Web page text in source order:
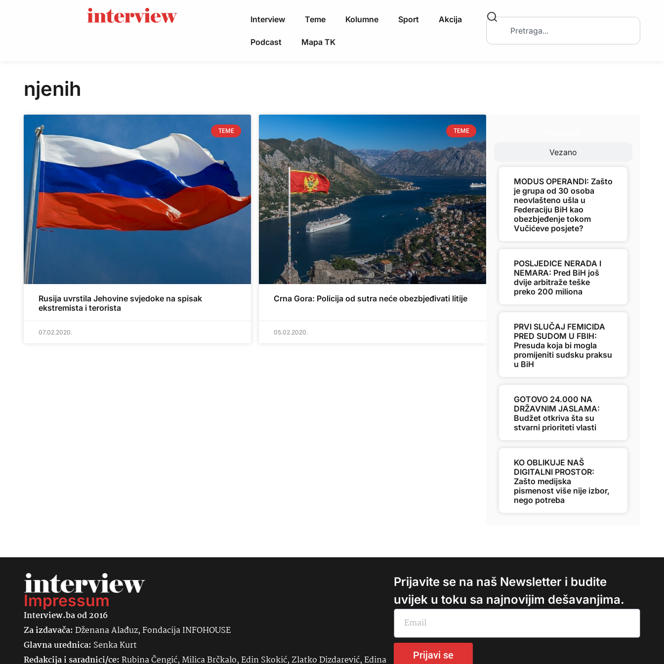
Interview Teme Kolumne Sport Akcija
Podcast Mapa TK
njenih
TEME
Rusija uvrstila Jehovine svjedoke na spisak
ekstremista i terorista
07.02.2020.
TEME
Crna Gora: Policija od sutra neće obezbjeđivati litije
05.02.2020.
Vezano
MODUS OPERANDI: Zašto
je grupa od 30 osoba
neovlašteno ušla u
Federaciju BiH kao
obezbjeđenje tokom
Vučićeve posjete?
POSLJEDICE NERADA I
NEMARA: Pred BiH još
dvije arbitraže teške
preko 200 miliona
PRVI SLUČAJ FEMICIDA
PRED SUDOM U FBIH:
Presuda koja bi mogla
promijeniti sudsku praksu
u BiH
GOTOVO 24.000 NA
DRŽAVNIM JASLAMA:
Budžet otkriva šta su
stvarni prioriteti vlasti
KO OBLIKUJE NAŠ
DIGITALNI PROSTOR:
Zašto medijska
pismenost više nije izbor,
nego potreba
Impressum
Interview.ba od 2016
Za izdavača:Dženana Alađuz, Fondacija INFOHOUSE
Glavna urednica: SenkaKurt
Redakcija i saradnici/ce:Rubina Čengić, Milica Brčkalo, Edin Skokić, Zlatko Dizdarević, Edina
Prijavite se na naš Newsletter i budite
uvijek u toku sa najnovijim dešavanjima.
Prijavi se